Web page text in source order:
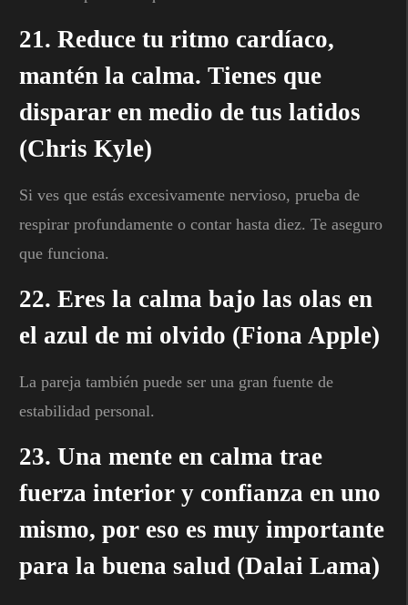
21. Reduce tu ritmo cardíaco,
mantén la calma. Tienes que
disparar en medio de tus latidos
(Chris Kyle)
Si ves que estás excesivamente nervioso, prueba de
respirar profundamente o contar hasta diez. Te aseguro
que funciona.
22. Eres la calma bajo las olas en
el azul de mi olvido (Fiona Apple)
La pareja también puede ser una gran fuente de
estabilidad personal.
23. Una mente en calma trae
fuerza interior y confianza en uno
mismo, por eso es muy importante
para la buena salud (Dalai Lama)